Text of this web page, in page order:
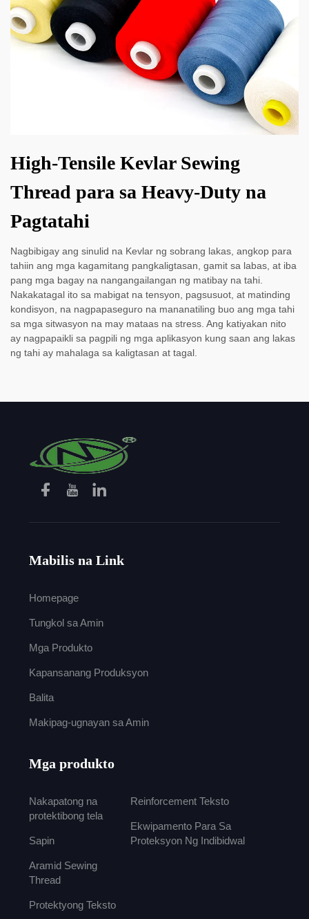
High-Tensile Kevlar Sewing
Thread para sa Heavy-Duty na
Pagtatahi
Nagbibigay ang sinulid na Kevlar ng sobrang lakas, angkop para
tahiin ang mga kagamitang pangkaligtasan, gamit sa labas, at iba
pang mga bagay na nangangailangan ng matibay na tahi.
Nakakatagal ito sa mabigat na tensyon, pagsusuot, at matinding
kondisyon, na nagpapaseguro na mananatiling buo ang mga tahi
sa mga sitwasyon na may mataas na stress. Ang katiyakan nito
ay nagpapaikli sa pagpili ng mga aplikasyon kung saan ang lakas
ng tahi ay mahalaga sa kaligtasan at tagal.
Mabilis na Link
Homepage
Tungkol sa Amin
Mga Produkto
Kapansanang Produksyon
Balita
Makipag-ugnayan sa Amin
Mga produkto
Nakapatong na
protektibong tela
Sapin
Aramid Sewing
Thread
Protektyong Teksto
Reinforcement Teksto
Ekwipamento Para Sa
Proteksyon Ng Indibidwal